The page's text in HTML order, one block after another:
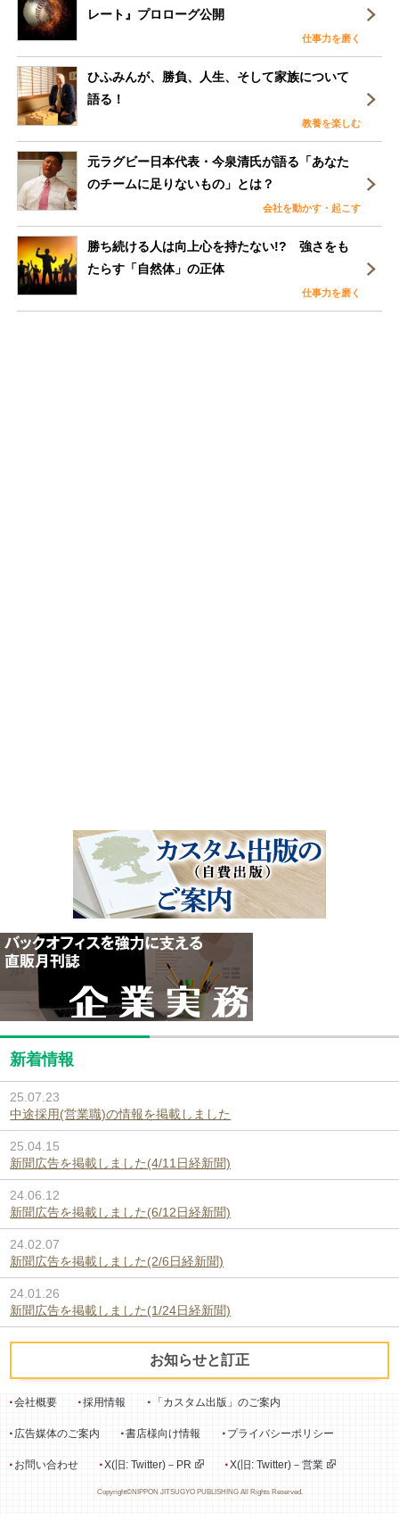
レート』プロローグ公開
仕事力を磨く
ひふみんが、勝負、人生、そして家族について
語る！
教養を楽しむ
元ラグビー日本代表・今泉清氏が語る「あなた
のチームに足りないもの」とは？
会社を動かす・起こす
勝ち続ける人は向上心を持たない!? 強さをも
たらす「自然体」の正体
仕事力を磨く
新着情報
25.07.23
中途採用(営業職)の情報を掲載しました
25.04.15
新聞広告を掲載しました(4/11日経新聞)
24.06.12
新聞広告を掲載しました(6/12日経新聞)
24.02.07
新聞広告を掲載しました(2/6日経新聞)
24.01.26
新聞広告を掲載しました(1/24日経新聞)
お知らせと訂正
会社概要 採用情報 「カスタム出版」のご案内
広告媒体のご案内 書店様向け情報 プライバシーポリシー
お問い合わせ X(旧: Twitter)－PR X(旧: Twitter)－営業
Copyright©NIPPON JITSUGYO PUBLISHING All Rights Reserved.